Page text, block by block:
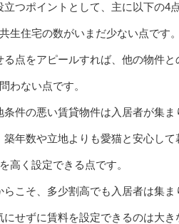
つポイントとして、主に以下の4
生住宅の数がいまだ少ない点です。
点をアピールすれば、他の物件と
わない点です。
件の悪い賃貸物件は入居者が集ま
年数や立地よりも愛猫と安心して
高く設定できる点です。
こそ、多少割高でも入居者は集ま
せずに賃料を設定できるのは大き